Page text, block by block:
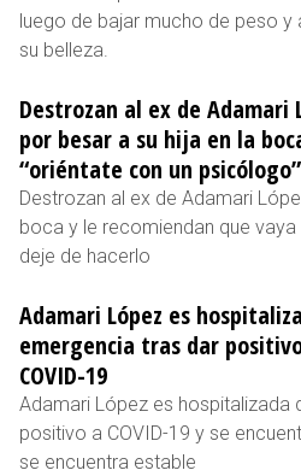
luego de bajar mucho de peso
su belleza.
Destrozan al ex de Adamari
por besar a su hija en la
“oriéntate con un psicólogo”
Destrozan al ex de Adamari
boca y le recomiendan que
deje de hacerlo
Adamari López es
emergencia tras dar
COVID-19
Adamari López es hospitalizada
positivo a COVID-19 y se
se encuentra estable